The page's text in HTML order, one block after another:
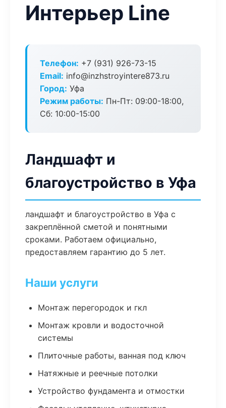
Интерьер Line
Телефон: +7 (931) 926-73-15
Email: info@inzhstroyintere873.ru
Город: Уфа
Режим работы: Пн-Пт: 09:00-18:00,
Сб: 10:00-15:00
Ландшафт и
благоустройство в Уфа
ландшафт и благоустройство в Уфа с
закреплённой сметой и понятными
сроками. Работаем официально,
предоставляем гарантию до 5 лет.
Наши услуги
Монтаж перегородок и гкл
Монтаж кровли и водосточной
системы
Плиточные работы, ванная под ключ
Натяжные и реечные потолки
Устройство фундамента и отмостки